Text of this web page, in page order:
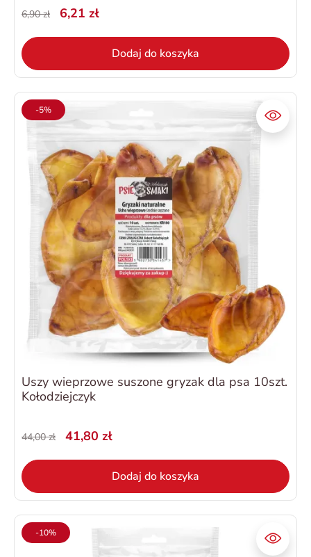
6,90 zł 6,21 zł
Dodaj do koszyka
-5%
Uszy wieprzowe suszone gryzak dla psa 10szt.
Kołodziejczyk
44,00 zł 41,80 zł
Dodaj do koszyka
-10%